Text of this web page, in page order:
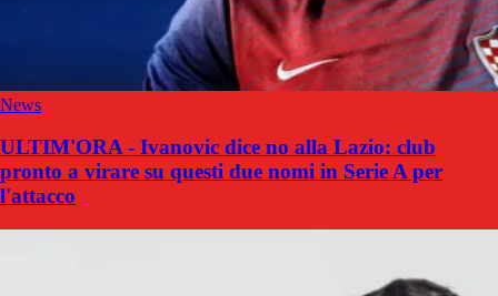
News
ULTIM'ORA - Ivanovic dice no alla Lazio: club
pronto a virare su questi due nomi in Serie A per
l'attacco